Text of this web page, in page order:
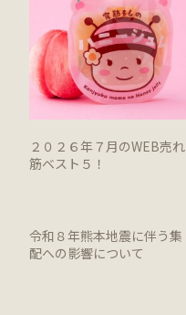
２０２６年７月のWEB売れ
筋ベスト５！
令和８年熊本地震に伴う集
配への影響について